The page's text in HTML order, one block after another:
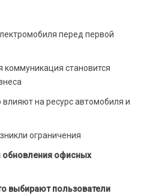
перед первой
коммуникация становится
на ресурс автомобиля и
ограничения
обновления офисных
выбирают пользователи